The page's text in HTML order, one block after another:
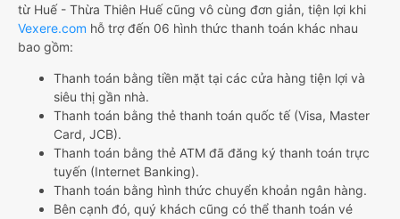
từ Huế - Thừa Thiên Huế cũng vô cùng đơn giản, tiện lợi khi
Vexere.com hỗ trợ đến 06 hình thức thanh toán khác nhau
bao gồm:
Thanh toán bằng tiền mặt tại các cửa hàng tiện lợi và
siêu thị gần nhà.
Thanh toán bằng thẻ thanh toán quốc tế (Visa, Master
Card, JCB).
Thanh toán bằng thẻ ATM đã đăng ký thanh toán trực
tuyến (Internet Banking).
Thanh toán bằng hình thức chuyển khoản ngân hàng.
Bên cạnh đó, quý khách cũng có thể thanh toán vé